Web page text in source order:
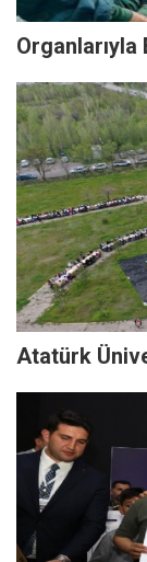
Atatürk